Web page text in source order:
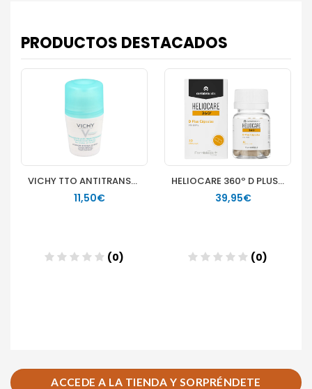
ACCEDE A LA TIENDA Y SORPRÉNDETE